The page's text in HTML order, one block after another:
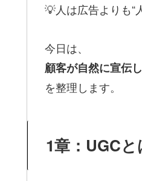
💡人は広告よりも“
今日は、
顧客が自然に宣伝
を整理します。
1章：UGC